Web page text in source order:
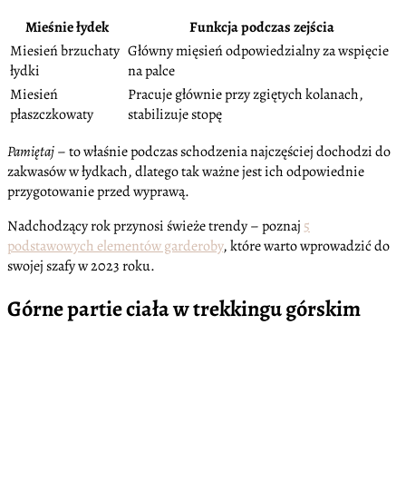
Mieśnie łydek
Funkcja podczas zejścia
Miesień brzuchaty
łydki
Główny mięsień odpowiedzialny za wspięcie
na palce
Miesień
płaszczkowaty
Pracuje głównie przy zgiętych kolanach,
stabilizuje stopę
Pamiętaj– to właśnie podczas schodzenia najczęściej dochodzi do
zakwasów w łydkach, dlatego tak ważne jest ich odpowiednie
przygotowanie przed wyprawą.
Nadchodzący rok przynosi świeże trendy – poznaj5
podstawowych elementów garderoby, które warto wprowadzić do
swojej szafy w 2023 roku.
Górne partie ciała w trekkingu górskim